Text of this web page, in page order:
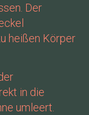
Der
heißen Körper
in die
umleert.